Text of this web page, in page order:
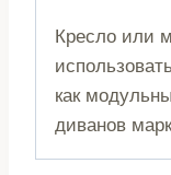
Кресло или
как
диванов